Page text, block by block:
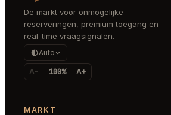
De markt voor onmogelijke
reserveringen, premium toegang en
real-time vraagsignalen.
Auto
A- 100% A+
MARKT